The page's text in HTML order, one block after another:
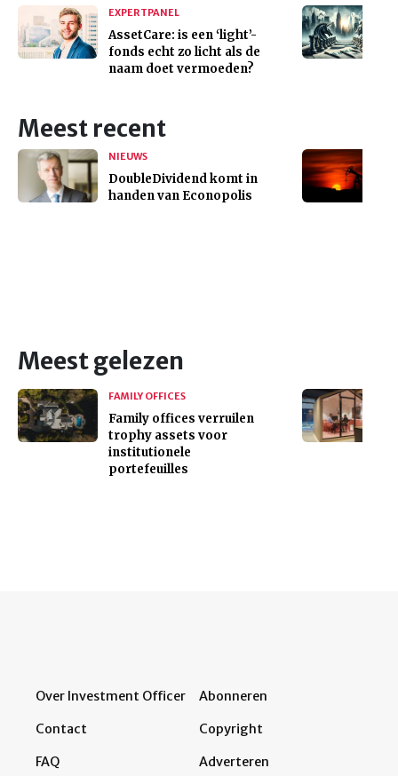
EXPERTPANEL
AssetCare: is een ‘light’-
fonds echt zo licht als de
naam doet vermoeden?
Meest recent
NIEUWS
DoubleDividend komt in
handen van Econopolis
Meest gelezen
FAMILY OFFICES
Family offices verruilen
trophy assets voor
institutionele
portefeuilles
Over Investment Officer
Contact
FAQ
Abonneren
Copyright
Adverteren